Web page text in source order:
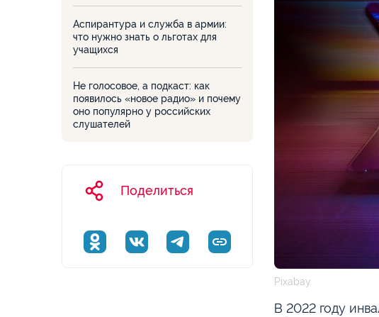
Аспирантура и служба в армии:
что нужно знать о льготах для
учащихся
Не голосовое, а подкаст: как
появилось «новое радио» и почему
оно популярно у российских
слушателей
Поделиться
Pixabay
В 2022 году